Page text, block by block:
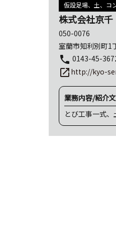
仮設足場、土、コ
株式会社京千
050-0076
室蘭市知利別町
local_phone 0143-45-
launch http://kyo-
業務内容/紹介文
とび工事一式